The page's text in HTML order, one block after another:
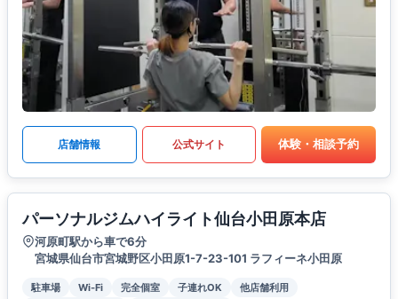
店舗情報 公式サイト 体験・相談予約
パーソナルジムハイライト仙台小田原本店
河原町駅から車で6分
宮城県仙台市宮城野区小田原1-7-23-101 ラフィーネ小田原
駐車場 Wi-Fi 完全個室 子連れOK
他店舗利用